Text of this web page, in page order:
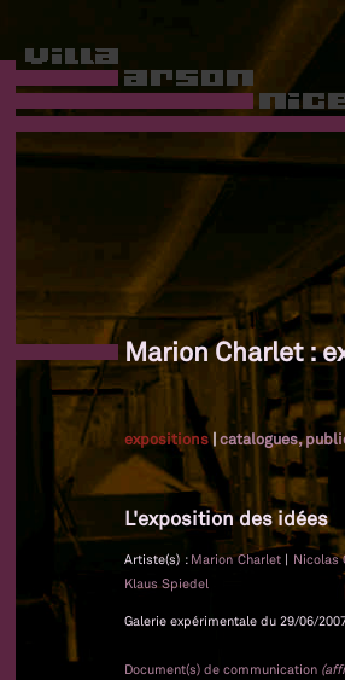
Marion Charlet :
expositions|catalogues,
L'exposition des idées
Artiste(s) : Marion Charlet | Nicolas
Klaus Spiedel
Galerie expérimentale du 29/06/
Document(s) de communication